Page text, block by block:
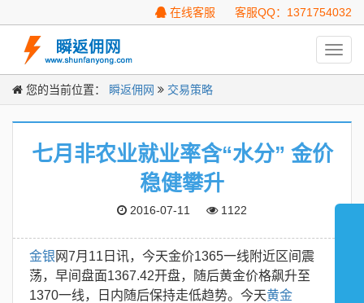
在线客服 客服QQ：1371754032
您的当前位置：
瞬返佣网 交易策略
七月非农业就业率含“水分” 金价
稳健攀升
2016-07-11 1122
金银 网7月11日讯，今天金价1365一线附近区间震
荡，早间盘面1367.42开盘，随后黄金价格飙升至
1370一线，日内随后保持走低趋势。今天黄金